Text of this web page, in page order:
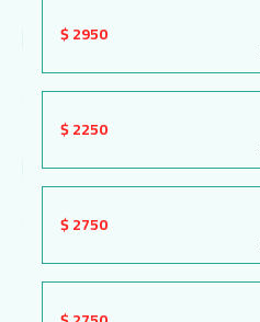
2950 $
2250 $
2750 $